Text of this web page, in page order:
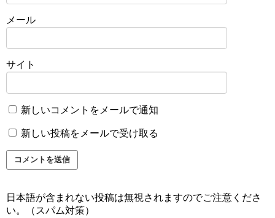
メール
サイト
新しいコメントをメールで通知
新しい投稿をメールで受け取る
日本語が含まれない投稿は無視されますのでご注意くださ
い。（スパム対策）